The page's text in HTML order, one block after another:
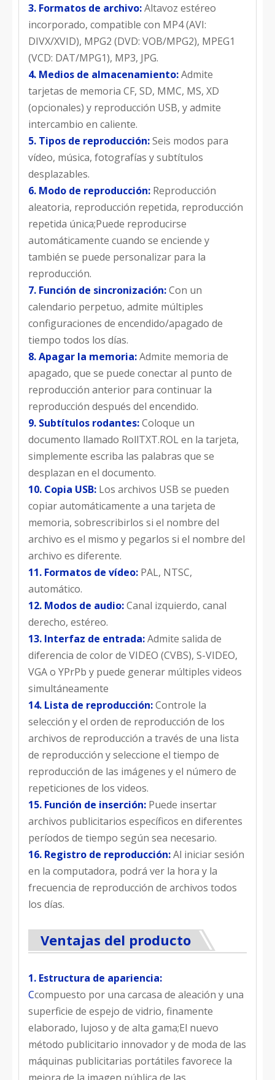
3. Formatos de archivo:Altavoz estéreo
incorporado, compatible con MP4 (AVI:
DIVX/XVID), MPG2 (DVD: VOB/MPG2), MPEG1
(VCD: DAT/MPG1), MP3, JPG.
4. Medios de almacenamiento:Admite
tarjetas de memoria CF, SD, MMC, MS, XD
(opcionales) y reproducción USB, y admite
intercambio en caliente.
5. Tipos de reproducción:Seis modos para
vídeo, música, fotografías y subtítulos
desplazables.
6. Modo de reproducción: Reproducción
aleatoria, reproducción repetida, reproducción
repetida única;Puede reproducirse
automáticamente cuando se enciende y
también se puede personalizar para la
reproducción.
7. Función de sincronización:Con un
calendario perpetuo, admite múltiples
configuraciones de encendido/apagado de
tiempo todos los días.
8. Apagar la memoria:Admite memoria de
apagado, que se puede conectar al punto de
reproducción anterior para continuar la
reproducción después del encendido.
9. Subtítulos rodantes:Coloque un
documento llamado RollTXT.ROL en la tarjeta,
simplemente escriba las palabras que se
desplazan en el documento.
10. Copia USB: Los archivos USB se pueden
copiar automáticamente a una tarjeta de
memoria, sobrescribirlos si el nombre del
archivo es el mismo y pegarlos si el nombre del
archivo es diferente.
11. Formatos de vídeo: PAL, NTSC,
automático.
12. Modos de audio:Canal izquierdo, canal
derecho, estéreo.
13. Interfaz de entrada:Admite salida de
diferencia de color de VIDEO (CVBS), S-VIDEO,
VGA o YPrPb y puede generar múltiples videos
simultáneamente
14. Lista de reproducción:Controle la
selección y el orden de reproducción de los
archivos de reproducción a través de una lista
de reproducción y seleccione el tiempo de
reproducción de las imágenes y el número de
repeticiones de los videos.
15. Función de inserción: Puede insertar
archivos publicitarios específicos en diferentes
períodos de tiempo según sea necesario.
16. Registro de reproducción:Al iniciar sesión
en la computadora, podrá ver la hora y la
frecuencia de reproducción de archivos todos
los días.
Ventajas del producto
1. Estructura de apariencia:
Ccompuesto por una carcasa de aleación y una
superficie de espejo de vidrio, finamente
elaborado, lujoso y de alta gama;El nuevo
método publicitario innovador y de moda de las
máquinas publicitarias portátiles favorece la
mejora de la imagen pública de las